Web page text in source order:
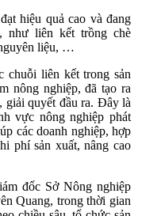
hiệu quả cao và đang
như liên kết trồng chè
liệu, …
chuỗi liên kết trong sản
nông nghiệp, đã tạo ra
giải quyết đầu ra. Đây là
vực nông nghiệp phát
các doanh nghiệp, hợp
phí sản xuất, nâng cao
đốc Sở Nông nghiệp
Quang, trong thời gian